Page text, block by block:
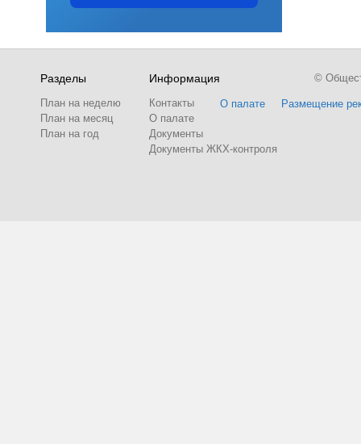
Разделы
План на неделю
План на месяц
План на год
Информация
Контакты
О палате
Документы
Документы ЖКХ-контроля
О палате Размещение
©